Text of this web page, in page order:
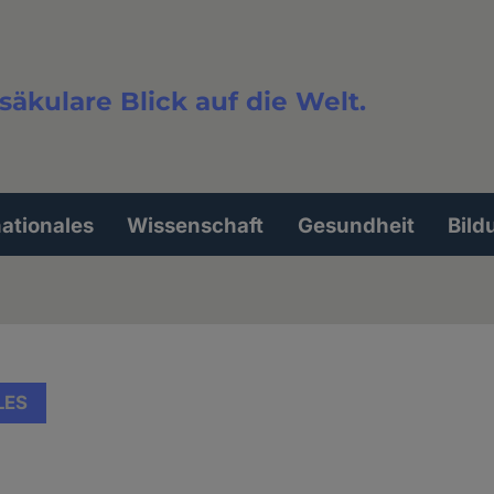
Blick auf die Welt.
Wissenschaft Gesundheit